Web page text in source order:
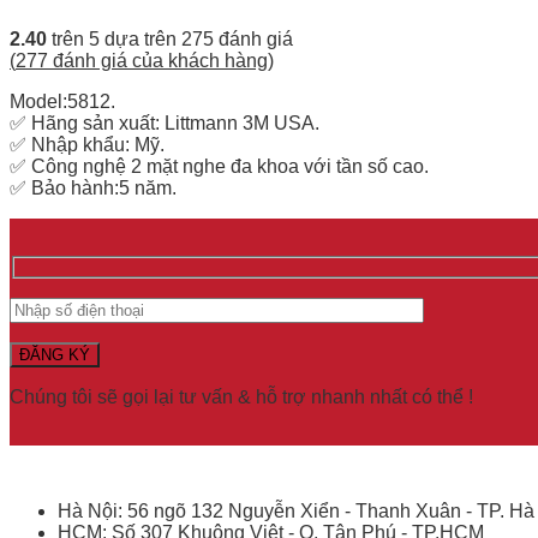
2.40 trên 5 dựa trên 275 đánh giá
(277 đánh giá của khách hàng)
Model:5812.
✅ Hãng sản xuất: Littmann 3M USA.
✅ Nhập khẩu: Mỹ.
✅ Công nghệ 2 mặt nghe đa khoa với tần số cao.
✅ Bảo hành:5 năm.
Chúng tôi sẽ gọi lại tư vấn & hỗ trợ nhanh nhất có thể !
Hà Nội: 56 ngõ 132 Nguyễn Xiển - Thanh Xuân - TP.
HCM: Số 307 Khuông Việt - Q. Tân Phú - TP.HCM